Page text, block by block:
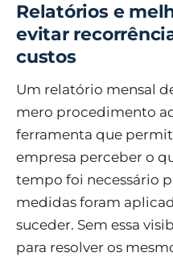
Relatórios e
evitar
custos
Um relatório mensal
mero procedimento
ferramenta que
empresa perceber o
tempo foi necessário
medidas foram
suceder. Sem essa
para resolver os